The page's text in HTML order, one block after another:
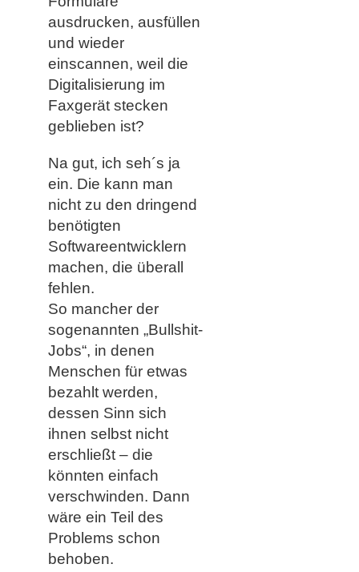
ausdrucken, ausfüllen
und wieder
einscannen, weil die
Digitalisierung im
Faxgerät stecken
geblieben ist?
Na gut, ich seh´s ja
ein. Die kann man
nicht zu den dringend
benötigten
Softwareentwicklern
machen, die überall
fehlen.
So mancher der
sogenannten „Bullshit-
Jobs“, in denen
Menschen für etwas
bezahlt werden,
dessen Sinn sich
ihnen selbst nicht
erschließt – die
könnten einfach
verschwinden. Dann
wäre ein Teil des
Problems schon
behoben.